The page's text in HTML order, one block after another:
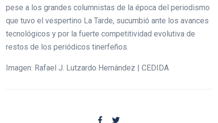
pese a los grandes columnistas de la época del periodismo
que tuvo el vespertino La Tarde, sucumbió ante los avances
tecnológicos y por la fuerte competitividad evolutiva de
restos de los periódicos tinerfeños.
Imagen: Rafael J. Lutzardo Hernández | CEDIDA